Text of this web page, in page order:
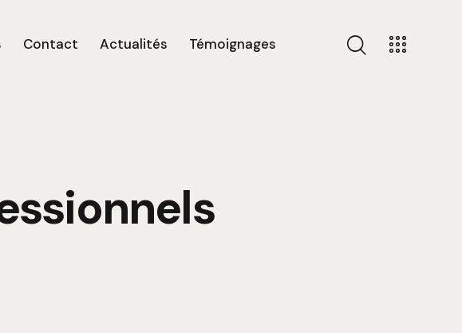
Contact Actualités Témoignages